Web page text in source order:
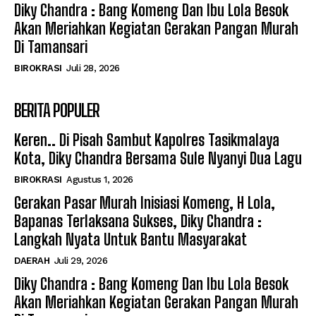
Diky Chandra : Bang Komeng Dan Ibu Lola Besok
Akan Meriahkan Kegiatan Gerakan Pangan Murah
Di Tamansari
BIROKRASI Juli 28, 2026
BERITA POPULER
Keren.. Di Pisah Sambut Kapolres Tasikmalaya
Kota, Diky Chandra Bersama Sule Nyanyi Dua Lagu
BIROKRASI Agustus 1, 2026
Gerakan Pasar Murah Inisiasi Komeng, H Lola,
Bapanas Terlaksana Sukses, Diky Chandra :
Langkah Nyata Untuk Bantu Masyarakat
DAERAH Juli 29, 2026
Diky Chandra : Bang Komeng Dan Ibu Lola Besok
Akan Meriahkan Kegiatan Gerakan Pangan Murah